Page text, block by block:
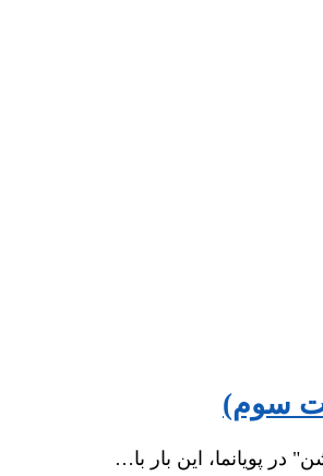
سوم)
در پویانما، این بار با…